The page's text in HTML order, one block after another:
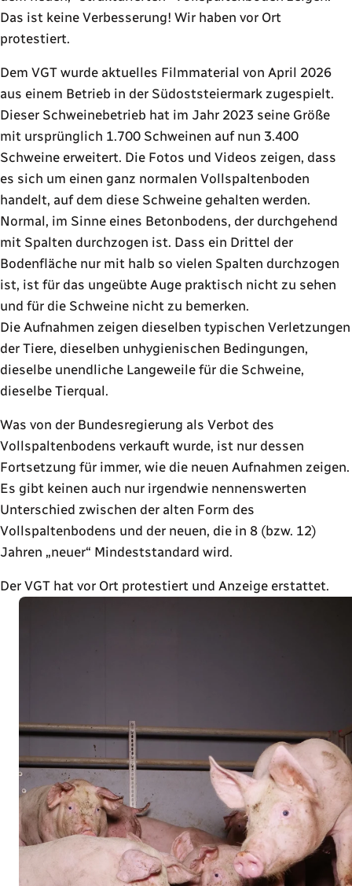
Das ist keine Verbesserung! Wir haben vor Ort
protestiert.
Dem VGT wurde aktuelles Filmmaterial von April 2026
aus einem Betrieb in der Südoststeiermark zugespielt.
Dieser Schweinebetrieb hat im Jahr 2023 seine Größe
mit ursprünglich 1.700 Schweinen auf nun 3.400
Schweine erweitert. Die Fotos und Videos zeigen, dass
es sich um einen ganz normalen Vollspaltenboden
handelt, auf dem diese Schweine gehalten werden.
Normal, im Sinne eines Betonbodens, der durchgehend
mit Spalten durchzogen ist. Dass ein Drittel der
Bodenfläche nur mit halb so vielen Spalten durchzogen
ist, ist für das ungeübte Auge praktisch nicht zu sehen
und für die Schweine nicht zu bemerken.
Die Aufnahmen zeigen dieselben typischen Verletzungen
der Tiere, dieselben unhygienischen Bedingungen,
dieselbe unendliche Langeweile für die Schweine,
dieselbe Tierqual.
Was von der Bundesregierung als Verbot des
Vollspaltenbodens verkauft wurde, ist nur dessen
Fortsetzung für immer, wie die neuen Aufnahmen zeigen.
Es gibt keinen auch nur irgendwie nennenswerten
Unterschied zwischen der alten Form des
Vollspaltenbodens und der neuen, die in 8 (bzw. 12)
Jahren „neuer“ Mindeststandard wird.
Der VGT hat vor Ort protestiert und Anzeige erstattet.